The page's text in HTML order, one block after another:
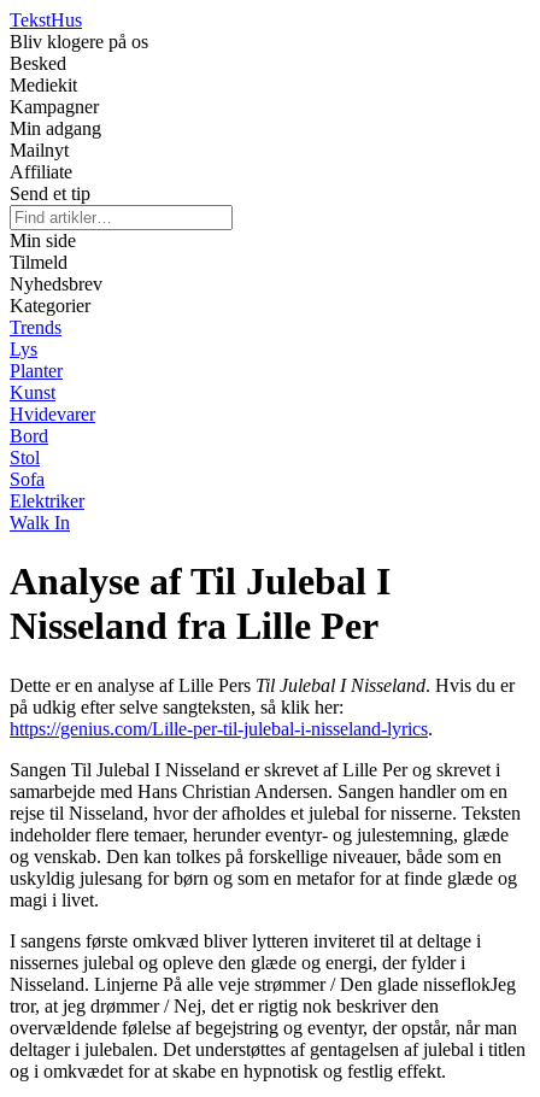
TekstHus
Bliv klogere på os
Besked
Mediekit
Kampagner
Min adgang
Mailnyt
Affiliate
Send et tip
Min side
Tilmeld
Nyhedsbrev
Kategorier
Trends
Lys
Planter
Kunst
Hvidevarer
Bord
Stol
Sofa
Elektriker
Walk In
Analyse af Til Julebal I
Nisseland fra Lille Per
Dette er en analyse af Lille Pers Til Julebal I Nisseland. Hvis du er
på udkig efter selve sangteksten, så klik her:
https://genius.com/Lille-per-til-julebal-i-nisseland-lyrics.
Sangen Til Julebal I Nisseland er skrevet af Lille Per og skrevet i
samarbejde med Hans Christian Andersen. Sangen handler om en
rejse til Nisseland, hvor der afholdes et julebal for nisserne. Teksten
indeholder flere temaer, herunder eventyr- og julestemning, glæde
og venskab. Den kan tolkes på forskellige niveauer, både som en
uskyldig julesang for børn og som en metafor for at finde glæde og
magi i livet.
I sangens første omkvæd bliver lytteren inviteret til at deltage i
nissernes julebal og opleve den glæde og energi, der fylder i
Nisseland. Linjerne På alle veje strømmer / Den glade nisseflokJeg
tror, at jeg drømmer / Nej, det er rigtig nok beskriver den
overvældende følelse af begejstring og eventyr, der opstår, når man
deltager i julebalen. Det understøttes af gentagelsen af julebal i titlen
og i omkvædet for at skabe en hypnotisk og festlig effekt.